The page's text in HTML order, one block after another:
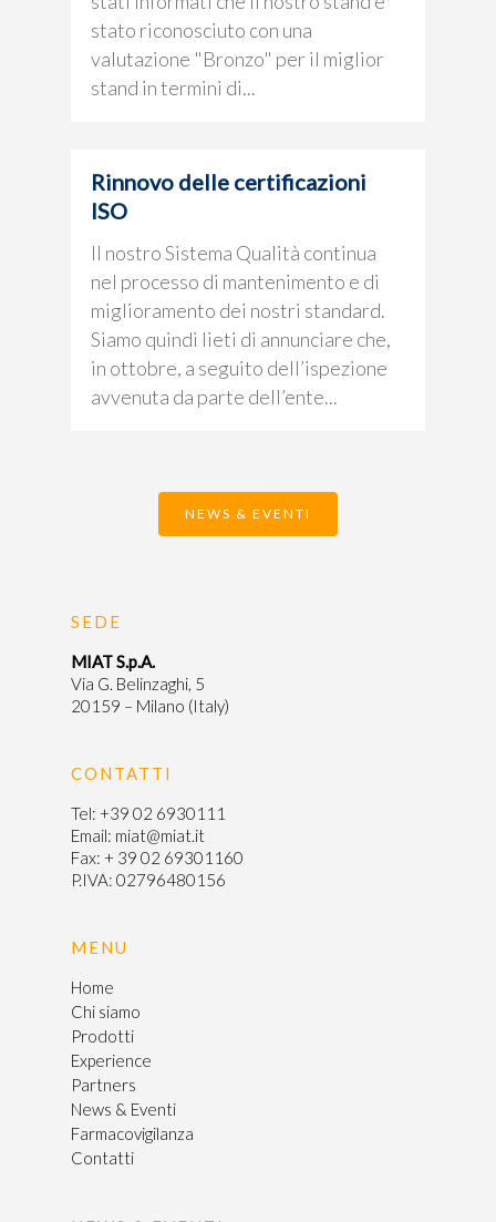
stato riconosciuto con una
valutazione "Bronzo" per il miglior
stand in termini di...
Rinnovo delle certificazioni
ISO
Il nostro Sistema Qualità continua
nel processo di mantenimento e di
miglioramento dei nostri standard.
Siamo quindi lieti di annunciare che,
in ottobre, a seguito dell’ispezione
avvenuta da parte dell’ente...
NEWS & EVENTI
SEDE
MIAT S.p.A.
Via G. Belinzaghi, 5
20159 – Milano (Italy)
CONTATTI
Tel: +39 02 6930111
Email: miat@miat.it
Fax: + 39 02 69301160
P.IVA: 02796480156
MENU
Home
Chi siamo
Prodotti
Experience
Partners
News & Eventi
Farmacovigilanza
Contatti